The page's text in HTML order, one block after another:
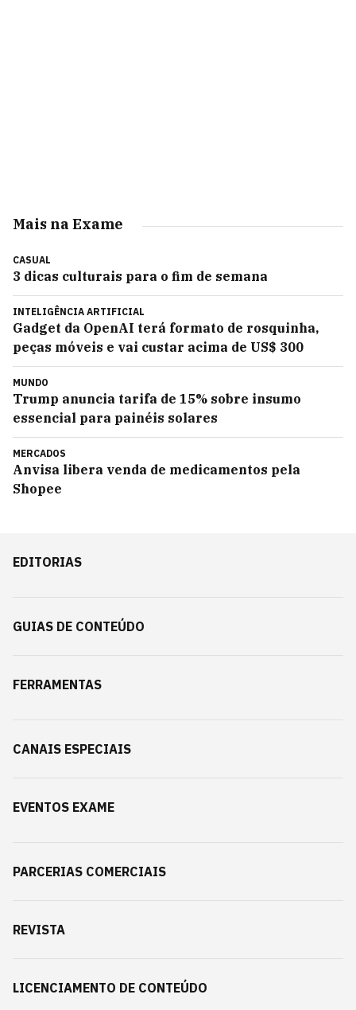
Mais na Exame
CASUAL
3 dicas culturais para o fim de semana
INTELIGÊNCIA ARTIFICIAL
Gadget da OpenAI terá formato de rosquinha,
peças móveis e vai custar acima de US$ 300
MUNDO
Trump anuncia tarifa de 15% sobre insumo
essencial para painéis solares
MERCADOS
Anvisa libera venda de medicamentos pela
Shopee
EDITORIAS
GUIAS DE CONTEÚDO
FERRAMENTAS
CANAIS ESPECIAIS
EVENTOS EXAME
PARCERIAS COMERCIAIS
REVISTA
LICENCIAMENTO DE CONTEÚDO